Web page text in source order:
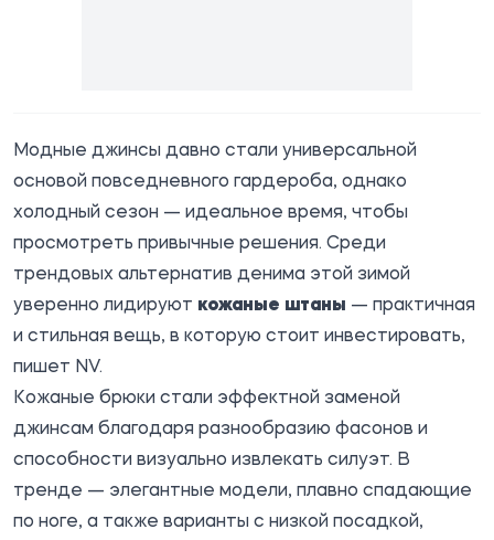
Модные джинсы давно стали универсальной
основой повседневного гардероба, однако
холодный сезон — идеальное время, чтобы
просмотреть привычные решения. Среди
трендовых альтернатив денима этой зимой
уверенно лидируют кожаные штаны — практичная
и стильная вещь, в которую стоит инвестировать,
пишет NV.
Кожаные брюки стали эффектной заменой
джинсам благодаря разнообразию фасонов и
способности визуально извлекать силуэт. В
тренде — элегантные модели, плавно спадающие
по ноге, а также варианты с низкой посадкой,